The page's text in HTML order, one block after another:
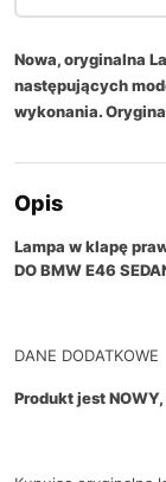
Nowa, oryginalna
następujących
wykonania.
Opis
Lampa w klapę
DO BMW E46
DANE DODATKOWE
Produkt jest NOWY,